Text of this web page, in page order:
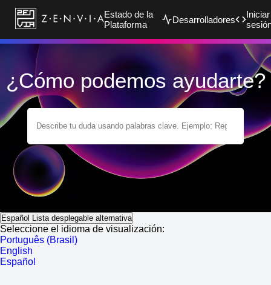
Estado de la
Plataforma
Desarrolladores
Iniciar
¿Cómo podemos ayudarte?
Español Lista desplegable alternativa
Seleccione el idioma de visualización:
Português (Brasil)
English
Español